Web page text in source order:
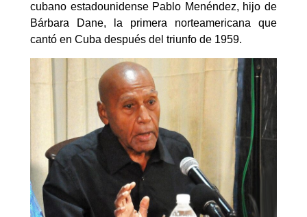
cubano estadounidense Pablo Menéndez, hijo de
Bárbara Dane, la primera norteamericana que
cantó en Cuba después del triunfo de 1959.